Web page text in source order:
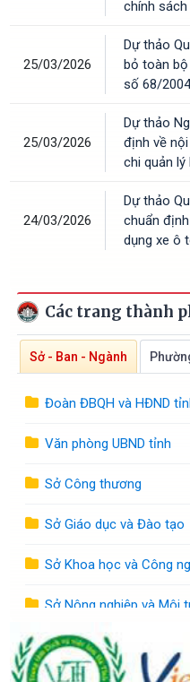
chính
nhà cho
ưu tiên
Hà Tĩnh
25/03/2026
Dự thảo
bỏ toàn
số 68/
UBND tỉnh
công chức
thị trấn
25/03/2026
Dự thảo
định về
chi quản
khoa học,
đổi mới
dụng ngân
24/03/2026
Dự thảo
chuẩn
dụng xe ô
Các trang thành
Sở - Ban - Ngành
Đoàn ĐBQH và HĐND
Văn phòng UBND tỉnh
Sở Công thương
Sở Giáo dục và Đào tạo
Sở Khoa học và Công
Sở Nông nghiệp và Môi
Sở Nội vụ